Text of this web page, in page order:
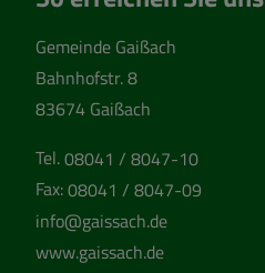
Gemeinde Gaißach
Bahnhofstr. 8
83674 Gaißach
Tel.08041 / 8047-10
Fax:08041 / 8047-09
info@gaissach.de
www.gaissach.de